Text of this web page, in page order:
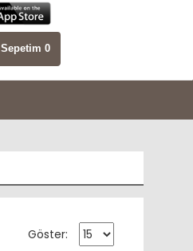
Sepetim 0
Göster: